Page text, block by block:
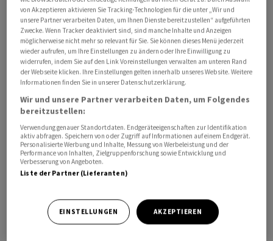
Stellen geschaffen worden. In den USA spielen
Arbeitsmarktdaten eine wichtige Rolle bei
geldpolitischen Entscheidungen der US-Notenbank,
weil die Lage am Arbeitsmarkt neben der Inflation zum
Mandat der Fed zählt.
In der vergangenen Woche hatte die Notenbank den
Prozent und 3,75 Prozent belassen./jkr/jsl/jha/
(AWP)
von Akzeptieren aktivieren Sie Tracking-Technologien für die unter „Wir und
unsere Partner verarbeiten Daten, um Ihnen Dienste bereitzustellen“ aufgeführten
Zwecke. Wenn Tracker deaktiviert sind, sind manche Inhalte und Anzeigen
möglicherweise nicht mehr so relevant für Sie. Sie können dieses Menü jederzeit
wieder aufrufen, um Ihre Einstellungen zu ändern oder Ihre Einwilligung zu
widerrufen, indem Sie auf den Link Voreinstellungen verwalten am unteren Rand
der Webseite klicken. Ihre Einstellungen gelten innerhalb unseres Website. Weitere
Informationen finden Sie in unserer Datenschutzerklärung.
Wir und unsere Partner verarbeiten Daten, um Folgendes
bereitzustellen:
Verwendung genauer Standortdaten. Endgeräteeigenschaften zur Identifikation
aktiv abfragen. Speichern von oder Zugriff auf Informationen auf einem Endgerät.
Personalisierte Werbung und Inhalte, Messung von Werbeleistung und der
Performance von Inhalten, Zielgruppenforschung sowie Entwicklung und
Verbesserung von Angeboten.
Liste der Partner (Lieferanten)
EINSTELLUNGEN AKZEPTIEREN